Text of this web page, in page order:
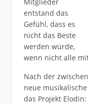
entstand das
Gefühl, dass es
nicht das Beste
werden würde,
wenn nicht alle
Nach der
neue
das Projekt